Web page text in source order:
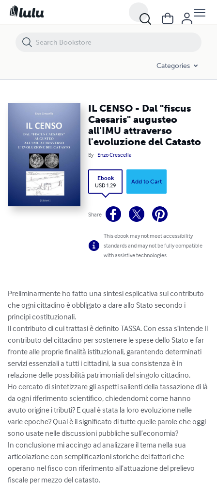
Categories
IL CENSO - Dal "fiscus
Caesaris" augusteo
all'IMU attraverso
l'evoluzione del Catasto
By Enzo Crescella
Ebook
USD 1.29
Add to Cart
Share
This ebook may not meet accessibility
standards and may not be fully compatible
with assistive technologies.
Preliminarmente ho fatto una sintesi esplicativa sul contributo
che ogni cittadino è obbligato a dare allo Stato secondo i
principi costituzionali.
Il contributo di cui trattasi è definito TASSA. Con essa s’intende Il
contributo del cittadino per sostenere le spese dello Stato e far
fronte alle proprie finalità istituzionali, garantendo determinati
servizi essenziali a tutti i cittadini, la sua consistenza è in
relazione delle possibilità patrimoniali del singolo cittadino.
Ho cercato di sintetizzare gli aspetti salienti della tassazione di là
da ogni riferimento scientifico, chiedendomi: come hanno
avuto origine i tributi? E qual è stata la loro evoluzione nelle
varie epoche? Qual è il significato di tutte quelle parole che oggi
sono usate nelle discussioni pubbliche sull’economia?
In conclusione mi accingo ad analizzare il tema nella sua
articolazione con semplificazioni storiche dei fattori che
operano nel fisco con riferimento all’attuazione del prelievo
fiscale per mezzo del catasto.
IL CENSO - Dal "fiscus Caesaris" augusteo all'IMU attraverso